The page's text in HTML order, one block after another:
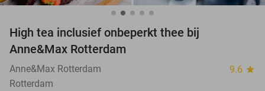
High tea inclusief onbeperkt thee bij
Anne&Max Rotterdam
Anne&Max Rotterdam 9.6 star
Rotterdam